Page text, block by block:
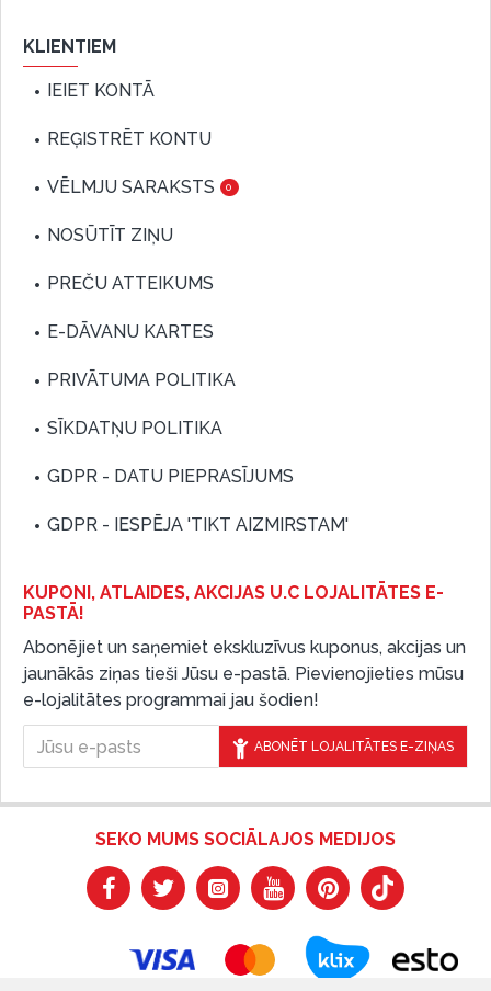
KLIENTIEM
IEIET KONTĀ
REĢISTRĒT KONTU
VĒLMJU SARAKSTS 0
NOSŪTĪT ZIŅU
PREČU ATTEIKUMS
E-DĀVANU KARTES
PRIVĀTUMA POLITIKA
SĪKDATŅU POLITIKA
GDPR - DATU PIEPRASĪJUMS
GDPR - IESPĒJA 'TIKT AIZMIRSTAM'
KUPONI, ATLAIDES, AKCIJAS U.C LOJALITĀTES E-
PASTĀ!
Abonējiet un saņemiet ekskluzīvus kuponus, akcijas un
jaunākās ziņas tieši Jūsu e-pastā. Pievienojieties mūsu
e-lojalitātes programmai jau šodien!
ABONĒT LOJALITĀTES E-ZIŅAS
SEKO MUMS SOCIĀLAJOS MEDIJOS